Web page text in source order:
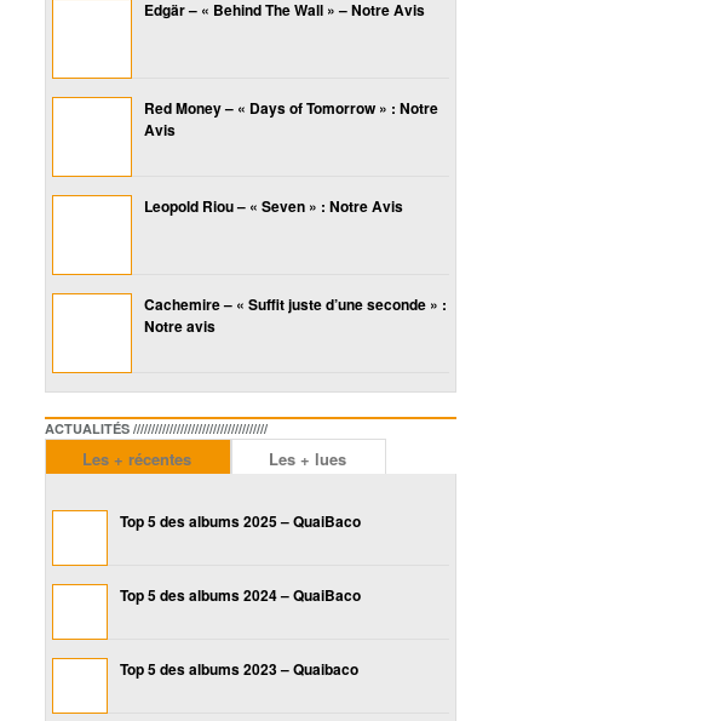
Edgär – « Behind The Wall » – Notre Avis
Red Money – « Days of Tomorrow » : Notre
Avis
Leopold Riou – « Seven » : Notre Avis
Cachemire – « Suffit juste d’une seconde » :
Notre avis
ACTUALITÉS /////////////////////////////////////
Les + récentes Les + lues
Top 5 des albums 2025 – QuaiBaco
Top 5 des albums 2024 – QuaiBaco
Top 5 des albums 2023 – Quaibaco